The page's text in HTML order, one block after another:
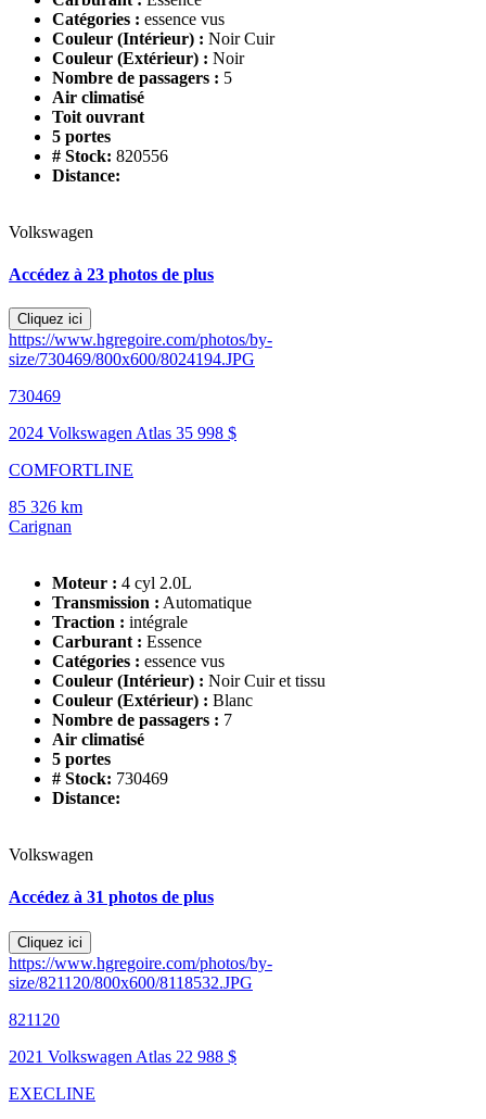
Catégories : essence vus
Couleur (Intérieur) : Noir Cuir
Couleur (Extérieur) : Noir
Nombre de passagers : 5
Air climatisé
Toit ouvrant
5 portes
# Stock: 820556
Distance:
Volkswagen
Accédez à 23 photos de plus
Cliquez ici
https://www.hgregoire.com/photos/by-
size/730469/800x600/8024194.JPG
730469
2024 Volkswagen Atlas 35 998 $
COMFORTLINE
85 326 km
Carignan
Moteur : 4 cyl 2.0L
Transmission : Automatique
Traction : intégrale
Carburant : Essence
Catégories : essence vus
Couleur (Intérieur) : Noir Cuir et tissu
Couleur (Extérieur) : Blanc
Nombre de passagers : 7
Air climatisé
5 portes
# Stock: 730469
Distance:
Volkswagen
Accédez à 31 photos de plus
Cliquez ici
https://www.hgregoire.com/photos/by-
size/821120/800x600/8118532.JPG
821120
2021 Volkswagen Atlas 22 988 $
EXECLINE